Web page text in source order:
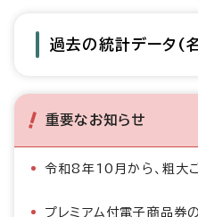
過去の統計データ(
重要なお知らせ
令和8年10月から、粗大
プレミアム付電子商品券